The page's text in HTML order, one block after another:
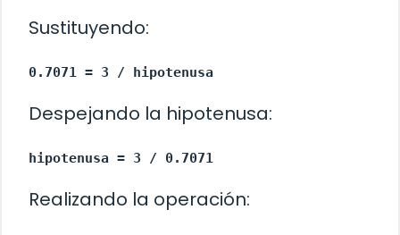
Sustituyendo:
0.7071 = 3 / hipotenusa
Despejando la hipotenusa:
hipotenusa = 3 / 0.7071
Realizando la operación: